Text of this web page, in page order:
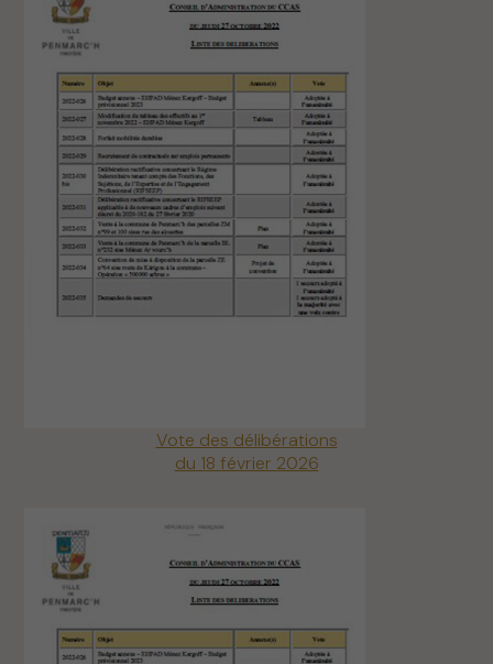
Vote des délibérations
du 18 février 2026